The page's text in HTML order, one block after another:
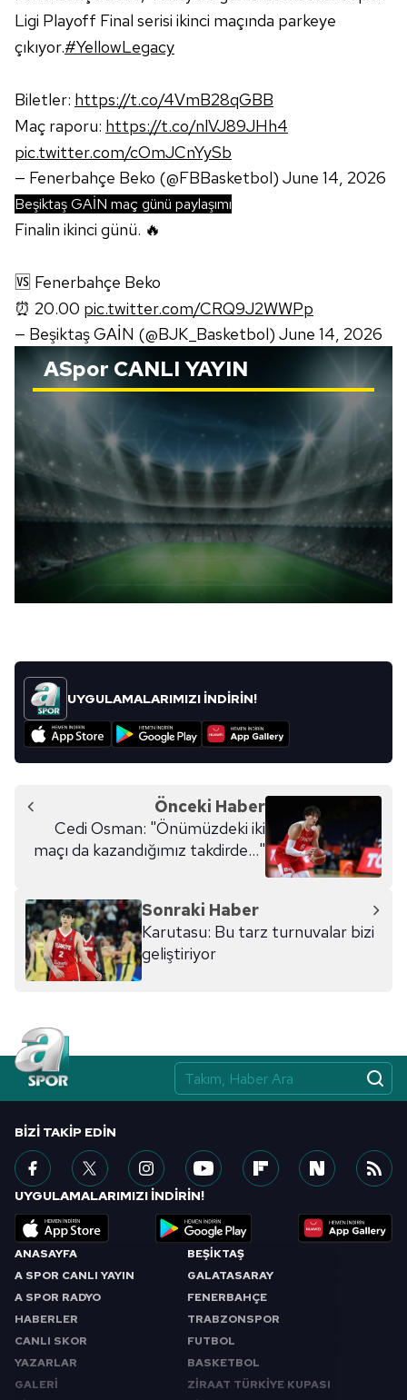
Ligi Playoff Final serisi ikinci maçında parkeye
çıkıyor.#YellowLegacy
Biletler: https://t.co/4VmB28qGBB
Maç raporu: https://t.co/nlVJ89JHh4
pic.twitter.com/cOmJCnYySb
— Fenerbahçe Beko (@FBBasketbol) June 14, 2026
Beşiktaş GAİN maç günü paylaşımı
Finalin ikinci günü. 🔥
🆚 Fenerbahçe Beko
⏰ 20.00 pic.twitter.com/CRQ9J2WWPp
— Beşiktaş GAİN (@BJK_Basketbol) June 14, 2026
ASpor CANLI YAYIN
UYGULAMALARIMIZI İNDİRİN!
Önceki Haber
Cedi Osman: "Önümüzdeki iki
maçı da kazandığımız takdirde..."
Sonraki Haber
Karutasu: Bu tarz turnuvalar bizi
geliştiriyor
ANASAYFA
A SPOR CANLI YAYIN
A SPOR RADYO
HABERLER
CANLI SKOR
YAZARLAR
GALERİ
BEŞİKTAŞ
GALATASARAY
FENERBAHÇE
TRABZONSPOR
FUTBOL
BASKETBOL
ZİRAAT TÜRKİYE KUPASI
BIZI TAKIP EDIN
UYGULAMALARIMIZI İNDİRİN!